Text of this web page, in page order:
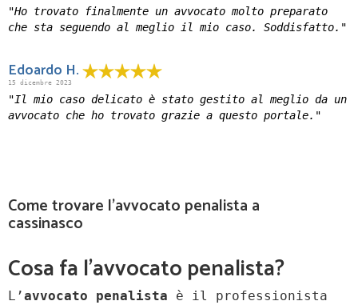
"Ho trovato finalmente un avvocato molto preparato
che sta seguendo al meglio il mio caso. Soddisfatto."
Edoardo H.
15 dicembre 2023
"Il mio caso delicato è stato gestito al meglio da un
avvocato che ho trovato grazie a questo portale."
Come trovare l'avvocato penalista a
cassinasco
Cosa fa l’avvocato penalista?
L’avvocato penalista è il professionista